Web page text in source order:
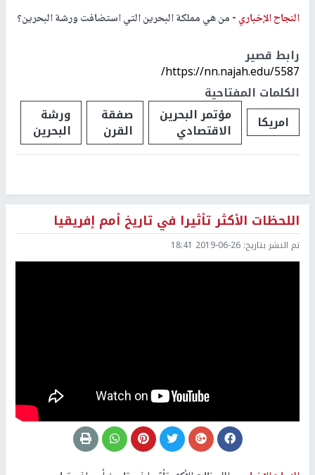
النجاح الإخباري -من هي مملكة البحرين التي استضافت ورشة البحرين؟
رابط قصير
https://nn.najah.edu/5587/
الكلمات المفتاحية
امريكا
مؤتمر البحرين
الاقتصادي
صفقة
القرن
ورشة
البحرين
اللحظات الأكثر تأثيرا في تاريخ أمم إفريقيا
تم النشر بتاريخ: 2019-06-26 18:41